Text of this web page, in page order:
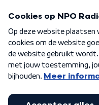
Algemene voorwaarden